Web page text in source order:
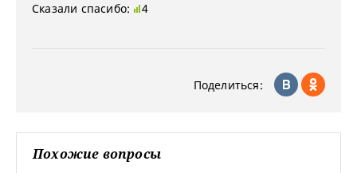
Сказали спасибо: 4
Поделиться:
Похожие вопросы